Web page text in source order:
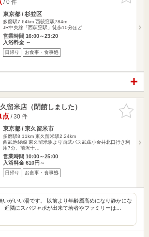
/ 0 件
東京都 / 杉並区
多磨駅7.64km 西荻窪駅784m
JR中央線「西荻窪駅」徒歩10分ほど
営業時間 16:00～23:20
入浴料金 ～
日帰り お食事・食事処
お気に入
りに追加
留米店（閉館しました）
点/ 30 件
東京都 / 東久留米市
多磨駅8.11km 東久留米駅2.24km
西武池袋線 東久留米駅より西武バス武蔵小金井北口行き利
用7分、前沢十…
営業時間 10:00～25:00
入浴料金 610円～
日帰り お食事・食事処
いがいい湯です。 以前より年齢層高めになり静かにな
近隣にスパジャポが出来て若者やファミリーは…